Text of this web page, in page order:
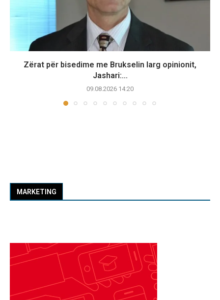
Zërat për bisedime me Brukselin larg opinionit,
Jashari:...
09.08.2026 14:20
MARKETING